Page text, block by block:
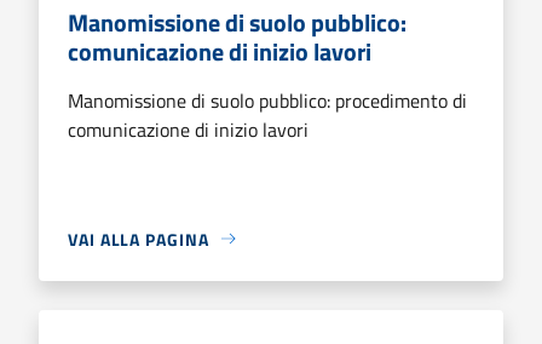
Manomissione di suolo pubblico:
comunicazione di inizio lavori
Manomissione di suolo pubblico: procedimento di
comunicazione di inizio lavori
VAI ALLA PAGINA